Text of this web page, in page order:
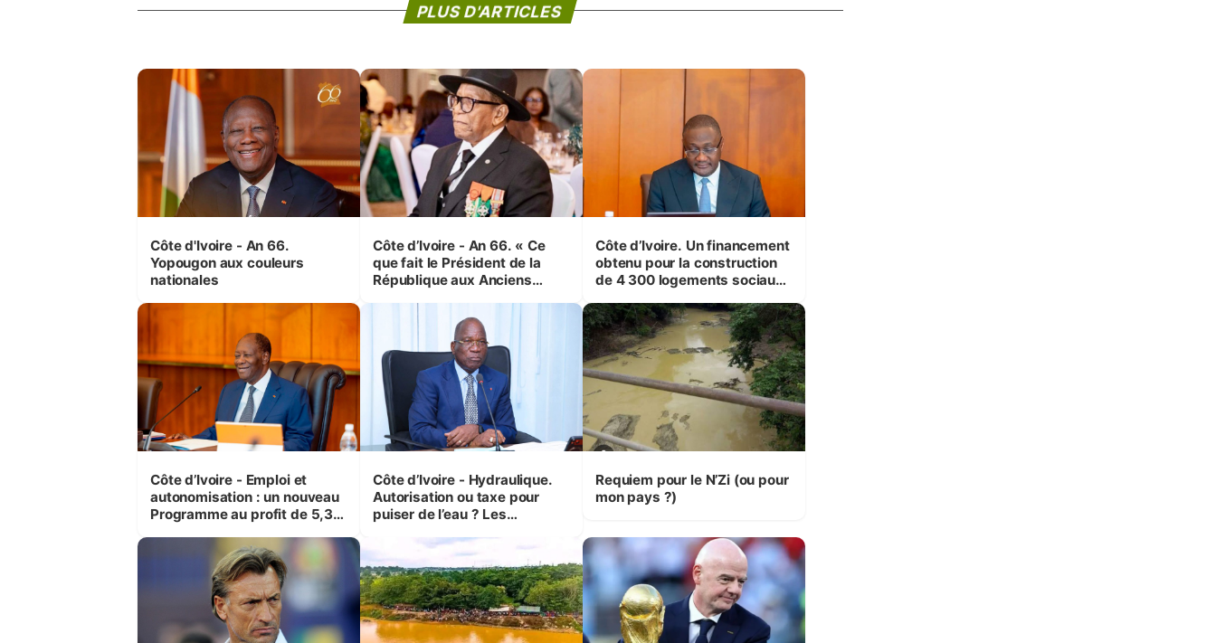
PLUS D'ARTICLES
Côte d'Ivoire - An 66.
Yopougon aux couleurs
nationales
Côte d’Ivoire - An 66. « Ce
que fait le Président de la
République aux Anciens
(Cne Yassoungo Koné ®)
Côte d’Ivoire. Un financement
obtenu pour la construction
de 4 300 logements sociaux
Bouaké et Yamoussoukro
Côte d’Ivoire - Emploi et
autonomisation : un nouveau
Programme au profit de 5,3
Côte d’Ivoire - Hydraulique.
Autorisation ou taxe pour
puiser de l’eau ? Les
Requiem pour le N’Zi (ou pour
mon pays ?)